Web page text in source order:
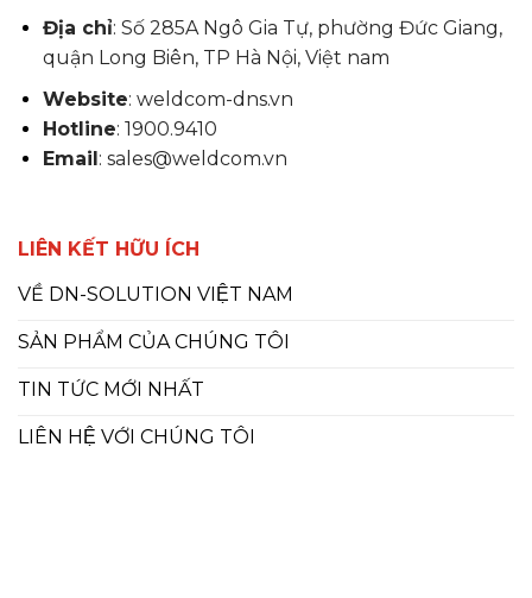
Địa chỉ: Số 285A Ngô Gia Tự, phường Đức Giang,
quận Long Biên, TP Hà Nội, Việt nam
Website: weldcom-dns.vn
Hotline: 1900.9410
Email: sales@weldcom.vn
LIÊN KẾT HỮU ÍCH
VỀ DN-SOLUTION VIỆT NAM
SẢN PHẨM CỦA CHÚNG TÔI
TIN TỨC MỚI NHẤT
LIÊN HỆ VỚI CHÚNG TÔI